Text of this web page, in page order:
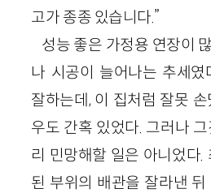
고가 종종 있습니다.”
성능 좋은 가정용 연장이
나 시공이 늘어나는 추세였
잘하는데, 이 집처럼 잘못
우도 간혹 있었다. 그러나
리 민망해할 일은 아니었다.
된 부위의 배관을 잘라낸